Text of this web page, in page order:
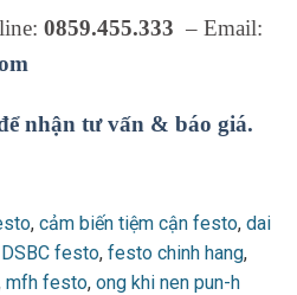
0859.455.333 – Email:
nhận tư vấn & báo giá.
, cảm biến tiệm cận festo, dai
DSBC festo, festo chinh hang,
mfh festo, ong khi nen pun-h